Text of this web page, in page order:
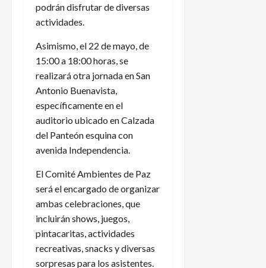
podrán disfrutar de diversas
actividades.
Asimismo, el 22 de mayo, de
15:00 a 18:00 horas, se
realizará otra jornada en San
Antonio Buenavista,
específicamente en el
auditorio ubicado en Calzada
del Panteón esquina con
avenida Independencia.
El Comité Ambientes de Paz
será el encargado de organizar
ambas celebraciones, que
incluirán shows, juegos,
pintacaritas, actividades
recreativas, snacks y diversas
sorpresas para los asistentes.